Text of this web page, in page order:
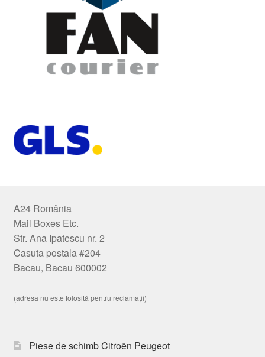
A24 România
Mail Boxes Etc.
Str. Ana Ipatescu nr. 2
Casuta postala #204
Bacau, Bacau 600002
(adresa nu este folosită pentru reclamații)
Piese de schimb Citroën Peugeot